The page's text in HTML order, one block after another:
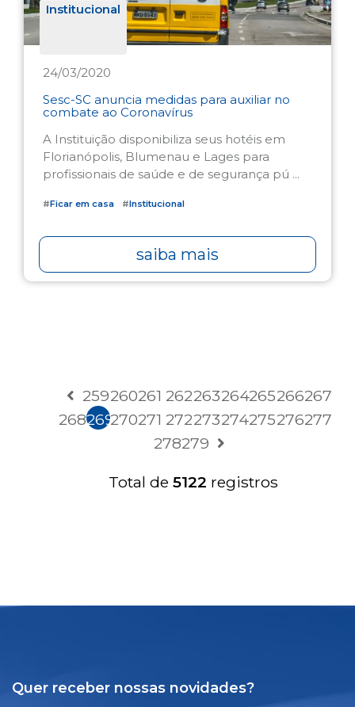
Institucional
24/03/2020
Sesc-SC anuncia medidas para auxiliar no
combate ao Coronavírus
A Instituição disponibiliza seus hotéis em
Florianópolis, Blumenau e Lages para
profissionais de saúde e de segurança pú ...
#Ficar em casa #Institucional
saiba mais
259260261 262263264265266267
268269270271 272273274275276277
278279
Total de 5122 registros
Quer receber nossas novidades?